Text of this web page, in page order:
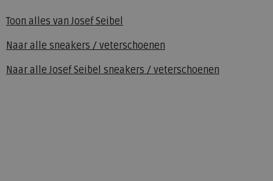
Toon alles vanJosef Seibel
Naar alle sneakers / veterschoenen
Naar alleJosef Seibel sneakers / veterschoenen